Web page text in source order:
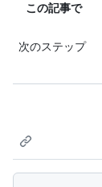
この記事で
次のステップ